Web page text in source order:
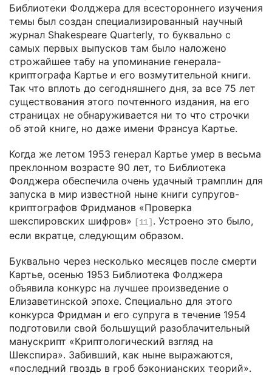
Библиотеки Фолджера для всестороннего изучения
темы был создан специализированный научный
журнал Shakespeare Quarterly, то буквально с
самых первых выпусков там было наложено
строжайшее табу на упоминание генерала-
криптографа Картье и его возмутительной книги.
Так что вплоть до сегодняшнего дня, за все 75 лет
существования этого почтенного издания, на его
страницах не обнаруживается ни то что строчки
об этой книге, но даже имени Франсуа Картье.
Когда же летом 1953 генерал Картье умер в весьма
преклонном возрасте 90 лет, то Библиотека
Фолджера обеспечила очень удачный трамплин для
запуска в мир известной ныне книги супругов-
криптографов Фридманов «Проверка
шекспировских шифров» [11] . Устроено это было,
если вкратце, следующим образом.
Буквально через несколько месяцев после смерти
Картье, осенью 1953 Библиотека Фолджера
объявила конкурс на лучшее произведение о
Елизаветинской эпохе. Специально для этого
конкурса Фридман и его супруга в течение 1954
подготовили свой большущий разоблачительный
манускрипт «Криптологический взгляд на
Шекспира». Забивший, как ныне выражаются,
«последний гвоздь в гроб бэконианских теорий».